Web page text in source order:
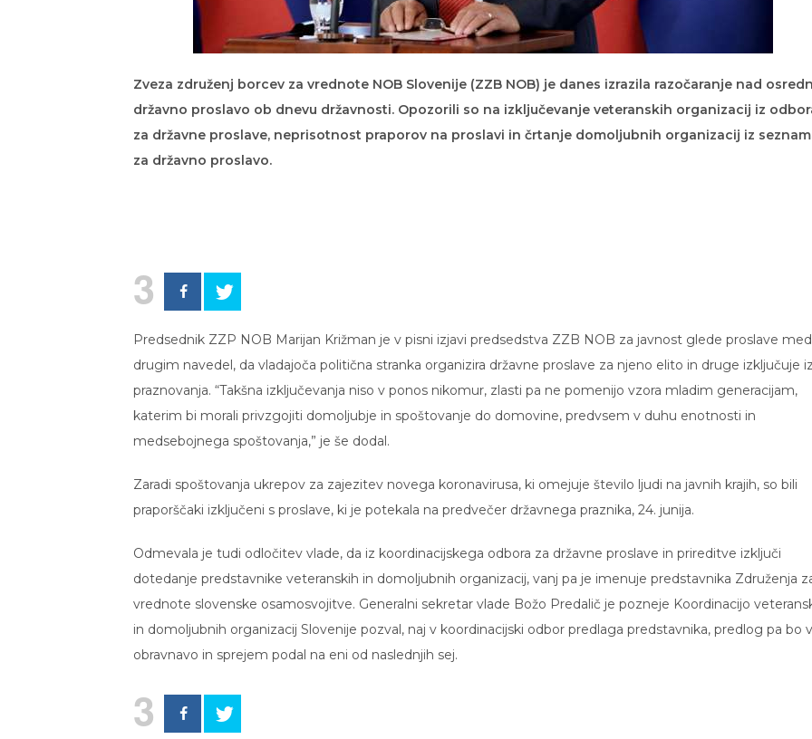
Zveza združenj borcev za vrednote NOB Slovenije (ZZB NOB) je danes izrazila razočaranje nad
državno proslavo ob dnevu državnosti. Opozorili so na izključevanje veteranskih organizacij iz
za državne proslave, neprisotnost praporov na proslavi in črtanje domoljubnih organizacij iz
za državno proslavo.
3
Predsednik ZZP NOB Marijan Križman je v pisni izjavi predsedstva ZZB NOB za javnost glede proslave med
drugim navedel, da vladajoča politična stranka organizira državne proslave za njeno elito in druge izključuje iz
praznovanja. “Takšna izključevanja niso v ponos nikomur, zlasti pa ne pomenijo vzora mladim generacijam,
katerim bi morali privzgojiti domoljubje in spoštovanje do domovine, predvsem v duhu enotnosti in
medsebojnega spoštovanja,” je še dodal.
Zaradi spoštovanja ukrepov za zajezitev novega koronavirusa, ki omejuje število ljudi na javnih krajih, so bili
praporščaki izključeni s proslave, ki je potekala na predvečer državnega praznika, 24. junija.
Odmevala je tudi odločitev vlade, da iz koordinacijskega odbora za državne proslave in prireditve izključi
dotedanje predstavnike veteranskih in domoljubnih organizacij, vanj pa je imenuje predstavnika Združenja
vrednote slovenske osamosvojitve. Generalni sekretar vlade Božo Predalič je pozneje Koordinacijo
in domoljubnih organizacij Slovenije pozval, naj v koordinacijski odbor predlaga predstavnika, predlog pa bo v
obravnavo in sprejem podal na eni od naslednjih sej.
3